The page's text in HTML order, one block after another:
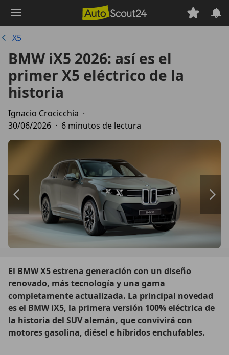
principal
X5
BMW iX5 2026: así es el
primer X5 eléctrico de la
historia
Ignacio Crocicchia ·
30/06/2026 · 6 minutos de lectura
El BMW X5 estrena generación con un diseño
renovado, más tecnología y una gama
completamente actualizada. La principal novedad
es el BMW iX5, la primera versión 100% eléctrica de
la historia del SUV alemán, que convivirá con
motores gasolina, diésel e híbridos enchufables.